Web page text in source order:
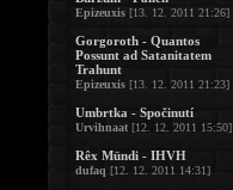
Epizeuxis [13. 12. 2011 21:26]
Gorgoroth - Quantos
Possunt ad Satanitatem
Trahunt
Epizeuxis [13. 12. 2011 21:23]
Umbrtka - Spočinutí
Urvihnaat [12. 12. 2011 15:50]
Rêx Mündi - IHVH
dufaq [12. 12. 2011 14:31]